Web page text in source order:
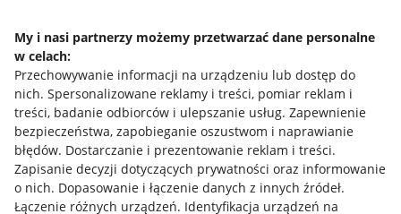
My i nasi partnerzy możemy przetwarzać dane personalne
w celach:
Przechowywanie informacji na urządzeniu lub dostęp do
nich. Spersonalizowane reklamy i treści, pomiar reklam i
treści, badanie odbiorców i ulepszanie usług. Zapewnienie
bezpieczeństwa, zapobieganie oszustwom i naprawianie
błędów. Dostarczanie i prezentowanie reklam i treści.
Zapisanie decyzji dotyczących prywatności oraz informowanie
o nich. Dopasowanie i łączenie danych z innych źródeł.
Łączenie różnych urządzeń. Identyfikacja urządzeń na
Mapa miejscowości
Informacje prawne
Regulamin
Polityka plików "cookies"
Ustawienia plików "cookies"